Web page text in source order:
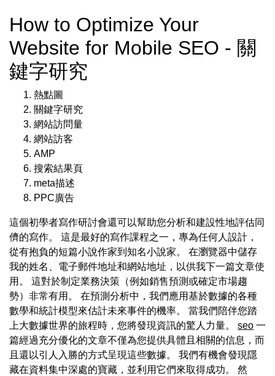
How to Optimize Your
Website for Mobile SEO - 關
鍵字研究
熱點圖
關鍵字研究
網站訪問量
網站訪客
AMP
搜索結果頁
meta描述
PPC廣告
這個初學者寫作研討會還可以幫助您分析和建設性地評估同
儕的寫作。 這是最好的寫作課程之一，專為任何人設計，
從有抱負的短篇小說作家到知名小說家。 在瀏覽器中儲存
我的姓名、電子郵件地址和網站地址，以供我下一篇文章使
用。 這對於制定業務決策（例如銷售預測或確定市場趨
勢）非常有用。 在預測分析中，我們應用基於數據的各種
數學和統計模型來估計未來事件的機率。 當我們陪伴您踏
上大數據世界的旅程時，您將發現資訊的驚人力量。 seo 一
篇經過充分優化的文章不僅為您提供具體且相關的信息，而
且還以引人入勝的方式呈現這些數據。 我們有機會發現隱
藏在資料集中深處的寶藏，並利用它們來取得成功。 然